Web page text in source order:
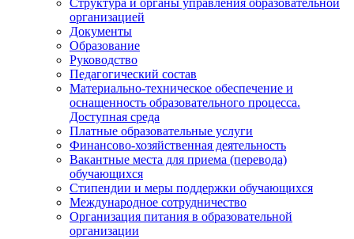
Структура и органы управления образовательной
организацией
Документы
Образование
Руководство
Педагогический состав
Материально-техническое обеспечение и
оснащенность образовательного процесса.
Доступная среда
Платные образовательные услуги
Финансово-хозяйственная деятельность
Вакантные места для приема (перевода)
обучающихся
Стипендии и меры поддержки обучающихся
Международное сотрудничество
Организация питания в образовательной
организации